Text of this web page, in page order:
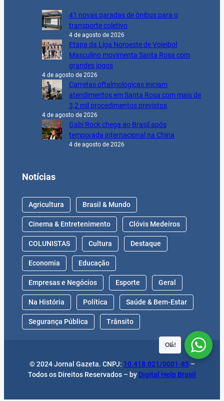
41 novas paradas de ônibus para o
transporte coletivo
4 de agosto de 2026
Etapa da Liga Noroeste de Voleibol
Masculino movimenta Santa Rosa com
grandes jogos
4 de agosto de 2026
Carretas oftalmológicas iniciam
atendimentos em Santa Rosa com mais de
3,2 mil procedimentos previstos
4 de agosto de 2026
Gabi Rock chega ao Brasil após
temporada internacional na China
4 de agosto de 2026
Notícias
Agricultura Brasil & Mundo
Cinema & Entretenimento Clóvis Medeiros
COLUNISTAS Cultura Destaque
Economia Educação
Empresas e Negócios Esporte Geral
Na História Política Saúde & Bem-Estar
Segurança Pública Trânsito
© 2024 Jornal Gazeta. CNPJ: 10.418.021/0001-85–
Todos os Direitos Reservados – by Digital Help Brasil
Olá!